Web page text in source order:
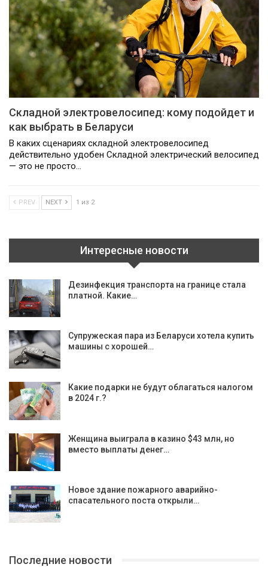
Складной электровелосипед: кому подойдет и
как выбрать в Беларуси
В каких сценариях складной электровелосипед
действительно удобен Складной электрический велосипед
— это не просто…
PREV NEXT 1 из 2
Интересные новости
Дезинфекция транспорта на границе стала
платной. Какие…
Супружеская пара из Беларуси хотела купить
машины с хорошей…
Какие подарки не будут облагаться налогом
в 2024 г.?
Женщина выиграла в казино $43 млн, но
вместо выплаты денег…
Новое здание пожарного аварийно-
спасательного поста открыли…
Последние новости